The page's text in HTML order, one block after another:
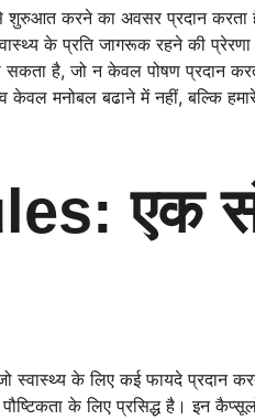
शुरुआत करने का अवसर प्रदान
के प्रति जागरूक रहने की
सकता है, जो न केवल पोषण प्रदान
केवल मनोबल बढाने में नहीं, बल्कि
एक
के लिए कई फायदे प्रदान
के लिए प्रसिद्ध है। इन